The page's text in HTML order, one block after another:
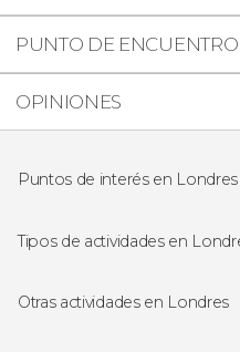
PUNTO DE ENCUENTRO
OPINIONES
Puntos de interés en Londres
Palacio de
Abadía de Westminster
Tipos de actividades en
Free tours en Londres
Otras actividades en Londres